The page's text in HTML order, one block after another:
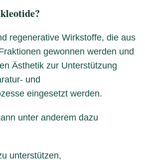
regenerative Wirkstoffe, die aus
gewonnen werden und
Ästhetik zur Unterstützung
und
eingesetzt werden.
unter anderem dazu
unterstützen,